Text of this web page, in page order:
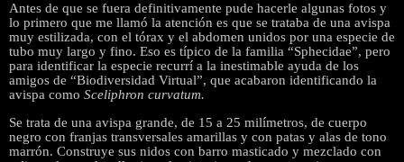
Antes de que se fuera definitivamente pude hacerle algunas fotos y
lo primero que me llamó la atención es que se trataba de una avispa
muy estilizada, con el tórax y el abdomen unidos por una especie de
tubo muy largo y fino. Eso es típico de la familia “Sphecidae”, pero
para identificar la especie recurrí a la inestimable ayuda de los
amigos de “Biodiversidad Virtual”, que acabaron identificando la
avispa como Sceliphron curvatum.
Se trata de una avispa grande, de 15 a 25 milímetros, de cuerpo
negro con franjas transversales amarillas y con patas y alas de tono
marrón. Construye sus nidos con barro masticado y mezclado con